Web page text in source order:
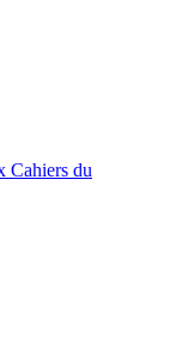
Cahiers du